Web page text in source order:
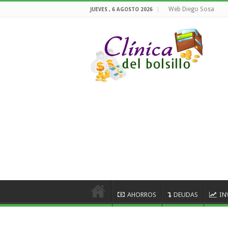
JUEVES , 6 AGOSTO 2026 Web Diego Sosa
AHORROS DEUDAS